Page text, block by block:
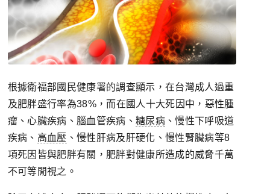
根據衛福部國民健康署的調查顯示，在台灣成人過重
及肥胖盛行率為38%，而在國人十大死因中，惡性腫
瘤、心臟疾病、腦血管疾病、 糖尿病、慢性下呼吸道
疾病、 高血壓 、慢性肝病及肝硬化、慢性腎臟病等8
項死因皆與肥胖有關，肥胖對健康所造成的威脅千萬
不可等閒視之。